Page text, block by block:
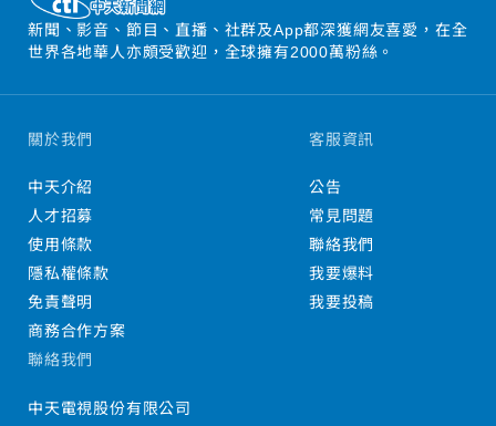
新聞、影音、節目、直播、社群及App都深獲網友喜愛，在全
世界各地華人亦頗受歡迎，全球擁有2000萬粉絲。
關於我們
中天介紹
人才招募
使用條款
隱私權條款
免責聲明
商務合作方案
客服資訊
公告
常見問題
聯絡我們
我要爆料
我要投稿
聯絡我們
中天電視股份有限公司